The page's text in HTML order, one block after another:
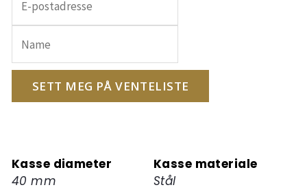
inn
e-
postadressen
din
ventelisten
for
SETT MEG PÅ VENTELISTE
Kasse diameter
40 mm
Kasse materiale
Stål